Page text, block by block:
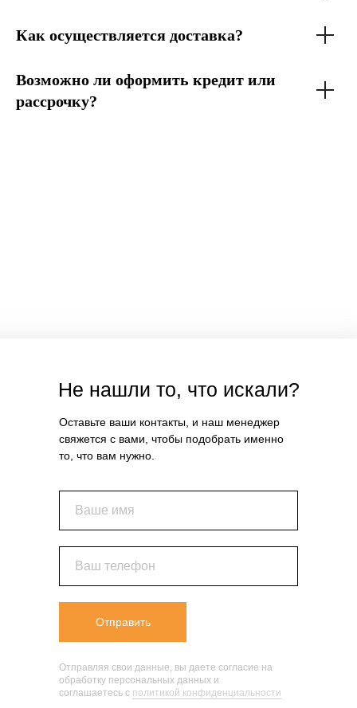
Как осуществляется доставка?
Возможно ли оформить кредит или
рассрочку?
Ваше имя
Ваш телефон
Отправить
Не нашли то, что искали?
Оставьте ваши контакты, и наш менеджер
свяжется с вами, чтобы подобрать именно
то, что вам нужно.
Отправляя свои данные, вы даете согласие на
обработку персональных данных и
соглашаетесь c политикой конфиденциальности